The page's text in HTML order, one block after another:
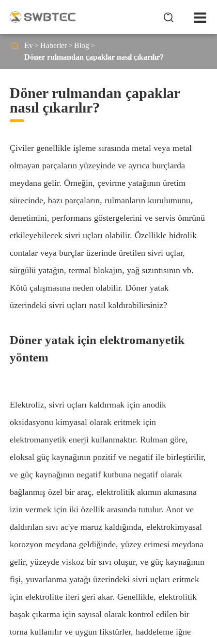

 Ev Haberler
Blog
Döner rulmandan çapaklar nasıl çıkarılır?
Döner rulmandan çapaklar
nasıl çıkarılır?
Çiviler genellikle işleme sırasında metal veya metal
olmayan parçaların yüzeyinde ve ayrıca burçlarda
meydana gelir. Örneğin, çevirme yatağının üretim
sürecinde, bazı parçaların, rulmanların kurulumunu,
denetimini, performans göstergelerini ve servis ömrünü
etkileyebilecek sivri uçları olabilir. Özellikle hidrolik
contalar veya burçlar üzerinde üretilen sivri uçlar,
sürgülü yatağın, termal blokajın, yağ sızıntısının vb.
Kötü çalışmasına neden olabilir. Döner yatak
üzerindeki sivri uçları nasıl kaldırabilirsiniz?
Döner yatak için elektromanyetik
yöntem
Elektroliz, sivri uçları kaldırmak için anodik
oksidasyonu kimyasal olarak eritmek için
elektromanyetik enerji kullanmaktır. Rulman göre,
eloksal güç kaynağının pozitif ve negatif ile birleştirilir,
ve güç kaynağının negatif kutbuna negatif olarak
bağlanmış özel bir araç, elektrolitik akımın akmasına
izin vermek için iki özellik arasında tutulur. Anot ve
daldırılan sıvı ac'ye maruz kaldığında, elektrokimyasal
korozyon meydana geldiğinde, yüzey erimesi meydana
gelir, yüzeyde viskoz bir sıvı oluşur, ve güç kaynağının
fişi, yuvarlanma yatağı üzerindeki sivri uçları eritmek
için elektrolitte ileri geri akar. Genellikle, elektrolitik
başak çıkarma için sayısal olarak kontrol edilen bir
torna kullanılır ve uygun fikstürler, haddeleme iğne